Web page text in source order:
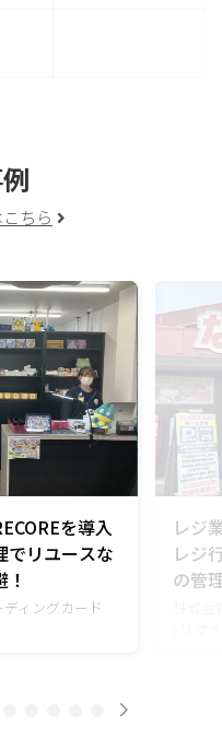
ちら
を導入
でリユースな
ディングカード
レジ
レジ
の管